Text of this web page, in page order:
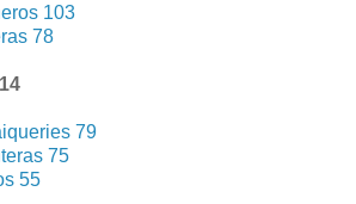
103
78
79
75
55